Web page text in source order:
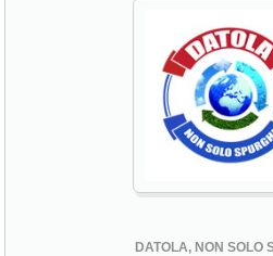
DATOLA, NON SOLO